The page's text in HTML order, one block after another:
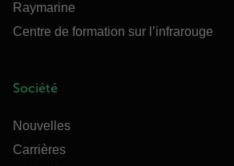
Raymarine
Centre de formation sur l’infrarouge
Société
Nouvelles
Carrières